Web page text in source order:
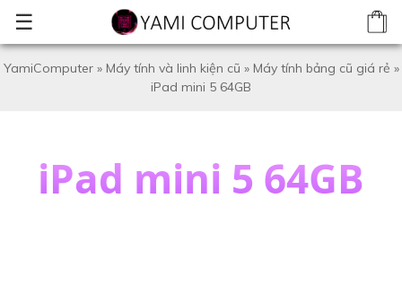
☰
YamiComputer» Máy tính và linh kiện cũ » Máy tính bảng cũ giá rẻ »
iPad mini 5 64GB
iPad mini 5 64GB